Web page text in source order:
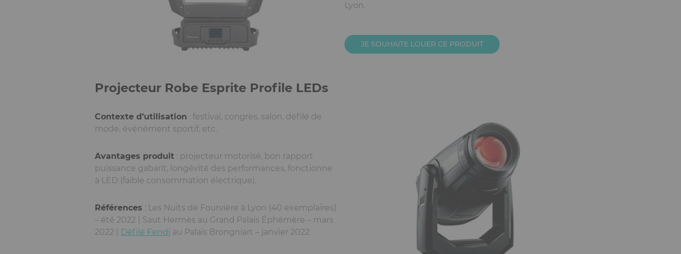
Lyon.
JE SOUHAITE LOUER CE PRODUIT
Projecteur Robe Esprite Profile LEDs
Contexte d’utilisation : festival, congrès, salon, défilé de
mode, événément sportif, etc.
Avantages produit : projecteur motorisé, bon rapport
puissance gabarit, longévité des performances, fonctionne
à LED (faible consommation électrique).
Références : Les Nuits de Fourvière à Lyon (40 exemplaires)
– été 2022 | Saut Hermès au Grand Palais Éphémère – mars
2022 |
Défilé Fendi au Palais Brongniart – janvier 2022